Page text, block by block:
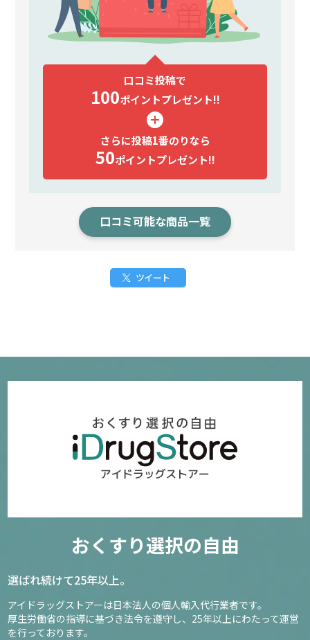
口コミ投稿で
100ポイントプレゼント!!
さらに投稿1番のりなら
50ポイントプレゼント!!
口コミ可能な商品一覧
ツイート
おくすり選択の自由
選ばれ続けて25年以上。
アイドラッグストアーは日本法人の個人輸入代行業者です。
厚生労働省の指導に基づき法令を遵守し、 25年以上にわたって運営
を行っております。